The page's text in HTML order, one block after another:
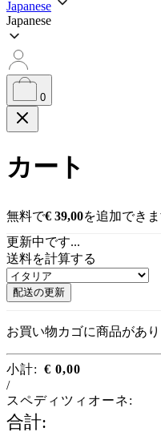
索
Japanese
Japanese
0
カート
無料で€ 39,00を追加でき
更新中です...
送料を計算する
配送の更新
お買い物カゴに商品があり
小計: € 0,00
/
スペディツィオーネ:
合計: